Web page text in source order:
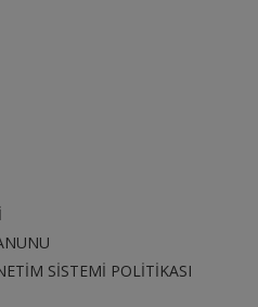
SİSTEMİ POLİTİKASI